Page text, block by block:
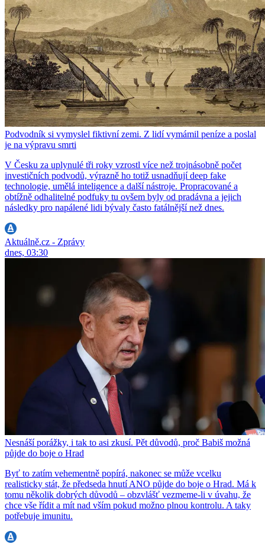
Podvodník si vymyslel fiktivní zemi. Z lidí vymámil peníze a poslal
je na výpravu smrti
V Česku za uplynulé tři roky vzrostl více než trojnásobně počet
investičních podvodů, výrazně ho totiž usnadňují deep fake
technologie, umělá inteligence a další nástroje. Propracované a
obtížně odhalitelné podfuky tu ovšem byly od pradávna a jejich
následky pro napálené lidi bývaly často fatálnější než dnes.
Aktuálně.cz - Zprávy
dnes, 03:30
Nesnáší porážky, i tak to asi zkusí. Pět důvodů, proč Babiš možná
půjde do boje o Hrad
Byť to zatím vehementně popírá, nakonec se může vcelku
realisticky stát, že předseda hnutí ANO půjde do boje o Hrad. Má k
tomu několik dobrých důvodů – obzvlášť vezmeme-li v úvahu, že
chce vše řídit a mít nad vším pokud možno plnou kontrolu. A taky
potřebuje imunitu.